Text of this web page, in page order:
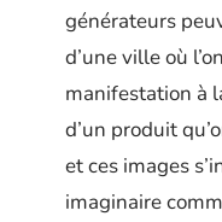
générateurs
d’une ville où
manifestation à
d’un produit
et ces images
imaginaire